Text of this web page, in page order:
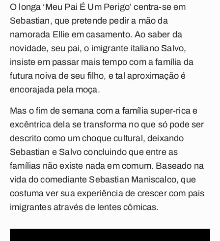
O longa ‘Meu Pai É Um Perigo’ centra-se em
Sebastian, que pretende pedir a mão da
namorada Ellie em casamento. Ao saber da
novidade, seu pai, o imigrante italiano Salvo,
insiste em passar mais tempo com a família da
futura noiva de seu filho, e tal aproximação é
encorajada pela moça.
Mas o fim de semana com a família super-rica e
excêntrica dela se transforma no que só pode ser
descrito como um choque cultural, deixando
Sebastian e Salvo concluindo que entre as
famílias não existe nada em comum. Baseado na
vida do comediante Sebastian Maniscalco, que
costuma ver sua experiência de crescer com pais
imigrantes através de lentes cômicas.